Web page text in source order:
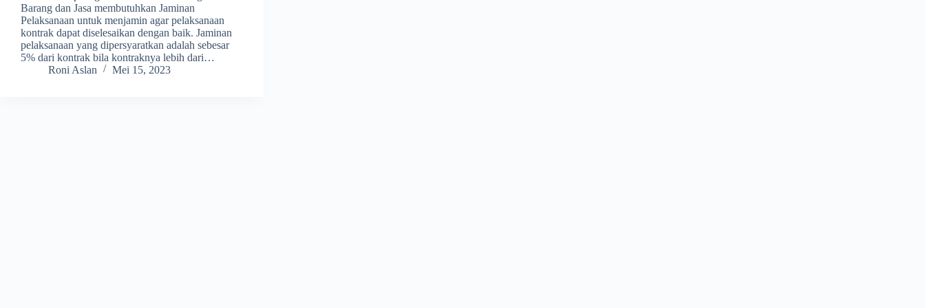
Barang dan Jasa membutuhkan Jaminan
Pelaksanaan untuk menjamin agar pelaksanaan
kontrak dapat diselesaikan dengan baik. Jaminan
pelaksanaan yang dipersyaratkan adalah sebesar
5% dari kontrak bila kontraknya lebih dari…
Roni Aslan
Mei 15, 2023